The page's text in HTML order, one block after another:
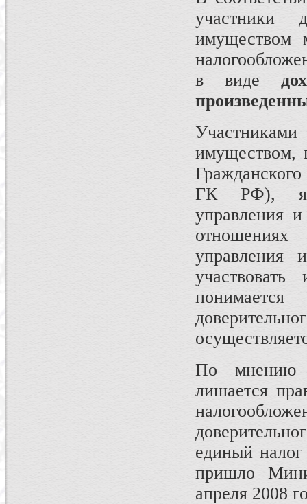
участники
имуществом
в виде
имуществом,
ГК РФ),
управления
отношениях
управления
По мнению
лишается
единый
пришло
апреля 2008